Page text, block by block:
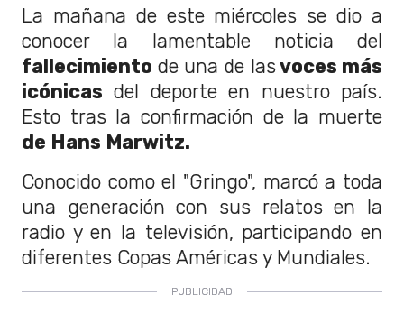
La mañana de este miércoles se dio a
conocer la lamentable noticia del
fallecimiento de una de lasvoces más
icónicas del deporte en nuestro país.
Esto tras la confirmación de la muerte
de Hans Marwitz.
Conocido como el "Gringo", marcó a toda
una generación con sus relatos en la
radio y en la televisión, participando en
diferentes Copas Américas y Mundiales.